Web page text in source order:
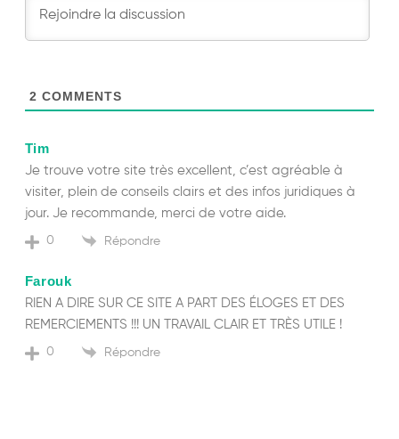
2 COMMENTS
Tim
Je trouve votre site très excellent, c’est agréable à
visiter, plein de conseils clairs et des infos juridiques à
jour. Je recommande, merci de votre aide.
0 Répondre
Farouk
RIEN A DIRE SUR CE SITE A PART DES ÉLOGES ET DES
REMERCIEMENTS !!! UN TRAVAIL CLAIR ET TRÈS UTILE !
0 Répondre